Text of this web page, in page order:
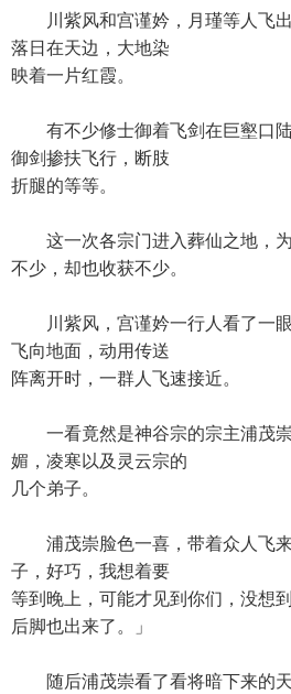
川紫风和宫谨妗，月瑾等人飞出
落日在天边，大地染
映着一片红霞。
有不少修士御着飞剑在巨壑口陆
御剑掺扶飞行，断肢
折腿的等等。
这一次各宗门进入葬仙之地，为
不少，却也收获不少。
川紫风，宫谨妗一行人看了一眼
飞向地面，动用传送
阵离开时，一群人飞速接近。
一看竟然是神谷宗的宗主浦茂崇
媚，凌寒以及灵云宗的
几个弟子。
浦茂崇脸色一喜，带着众人飞来
子，好巧，我想着要
等到晚上，可能才见到你们，没想
后脚也出来了。」
随后浦茂崇看了看将暗下来的天